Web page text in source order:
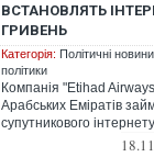
ВСТАНОВЛЯТЬ
ГРИВЕНЬ
Категорія: Політичні
політики
Компанія "Etihad
Арабських Еміратів
супутникового